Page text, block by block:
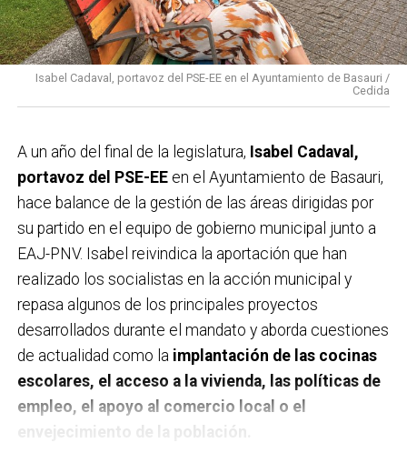
Isabel Cadaval, portavoz del PSE-EE en el Ayuntamiento de Basauri /
Cedida
A un año del final de la legislatura, Isabel Cadaval,
portavoz del PSE-EEen el Ayuntamiento de Basauri,
hace balance de la gestión de las áreas dirigidas por
su partido en el equipo de gobierno municipal junto a
EAJ-PNV. Isabel reivindica la aportación que han
realizado los socialistas en la acción municipal y
repasa algunos de los principales proyectos
desarrollados durante el mandato y aborda cuestiones
de actualidad como la implantación de las cocinas
escolares, el acceso a la vivienda, las políticas de
empleo, el apoyo al comercio local o el
envejecimiento de la población.